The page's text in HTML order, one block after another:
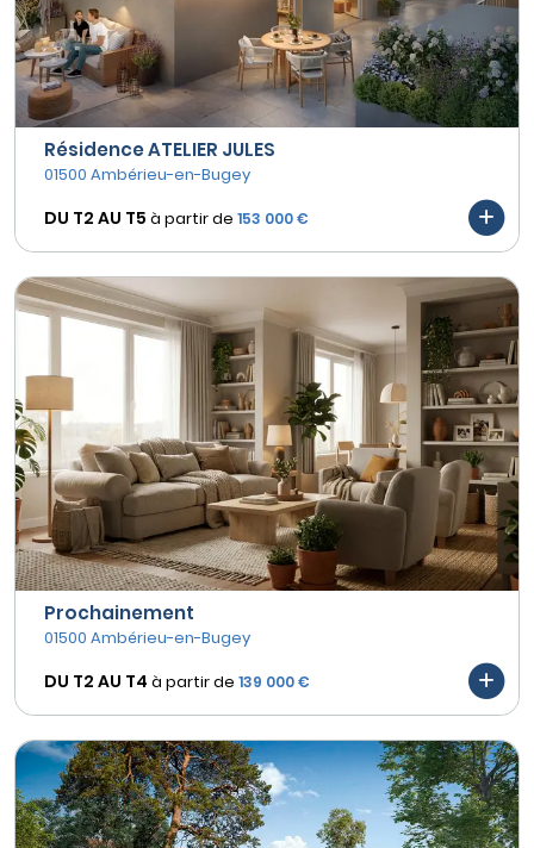
Résidence ATELIER JULES
01500 Ambérieu-en-Bugey
DU T2 AU T5 à partir de 153 000 €
Prochainement
01500 Ambérieu-en-Bugey
DU T2 AU T4 à partir de 139 000 €